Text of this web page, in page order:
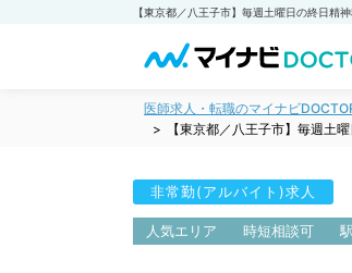
医師求人・転職のマイナビ
【東京都／八王子市】毎週土
非常勤(アルバイト)求人
人気エリア 時短相談可